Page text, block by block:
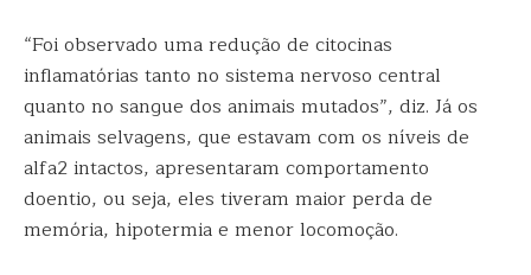
“Foi observado uma redução de citocinas
inflamatórias tanto no sistema nervoso central
quanto no sangue dos animais mutados”, diz. Já os
animais selvagens, que estavam com os níveis de
alfa2 intactos, apresentaram comportamento
doentio, ou seja, eles tiveram maior perda de
memória, hipotermia e menor locomoção.